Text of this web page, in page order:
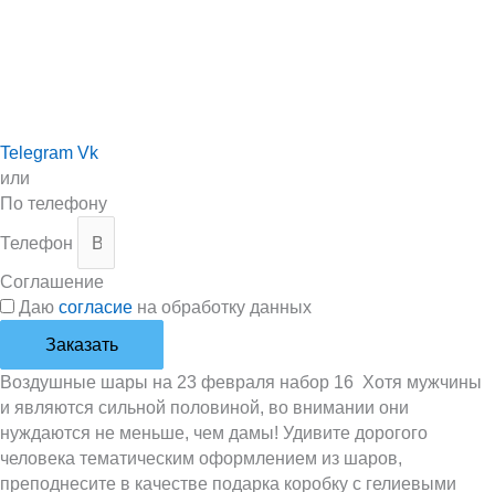
Telegram Vk
или
По телефону
Телефон
Соглашение
Даю согласие на обработку данных
Заказать
Воздушные шары на 23 февраля набор 16 Хотя мужчины
и являются сильной половиной, во внимании они
нуждаются не меньше, чем дамы! Удивите дорогого
человека тематическим оформлением из шаров,
преподнесите в качестве подарка коробку с гелиевыми